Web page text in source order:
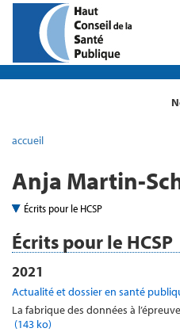
accueil
Anja Martin-
Écrits pour le HCSP
Écrits pour le HCSP
2021
Actualité et dossier en santé
La fabrique des données à
(143 ko)